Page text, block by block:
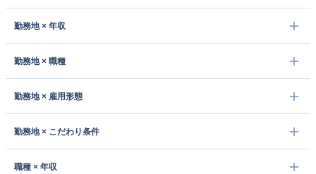
勤務地 × 年収
勤務地 × 職種
勤務地 × 雇用形態
勤務地 × こだわり条件
職種 × 年収